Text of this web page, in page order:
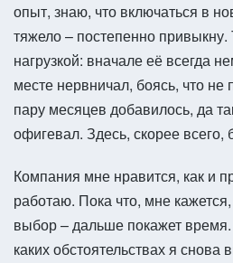
опыт, знаю, что включаться в
тяжело – постепенно
нагрузкой: вначале её всегда
месте нервничал, боясь, что не
пару месяцев добавилось, да
офигевал. Здесь, скорее всего,
Компания мне нравится, как и
работаю. Пока что, мне
выбор – дальше покажет время.
каких обстоятельствах я